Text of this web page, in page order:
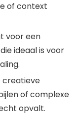
of context
voor een
ideaal is voor
creatieve
of complexe
opvalt.